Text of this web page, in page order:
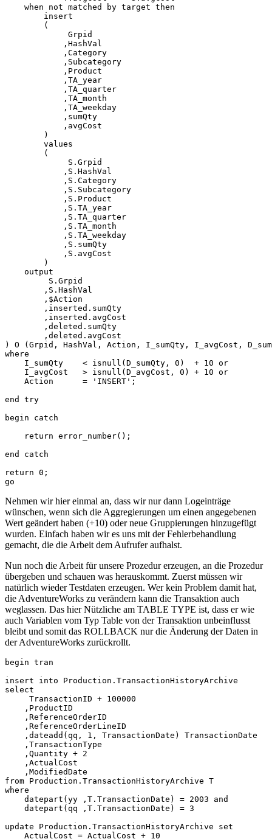
    when not matched by target then
        insert
        (
             Grpid
            ,HashVal
            ,Category
            ,Subcategory
            ,Product
            ,TA_year
            ,TA_quarter
            ,TA_month
            ,TA_weekday
            ,sumQty
            ,avgCost
        )
        values
        (
             S.Grpid
            ,S.HashVal
            ,S.Category
            ,S.Subcategory
            ,S.Product
            ,S.TA_year
            ,S.TA_quarter
            ,S.TA_month
            ,S.TA_weekday
            ,S.sumQty
            ,S.avgCost
        )
    output
         S.Grpid
        ,S.HashVal
        ,$Action
        ,inserted.sumQty
        ,inserted.avgCost
        ,deleted.sumQty
        ,deleted.avgCost
) O (Grpid, HashVal, Action, I_sumQty, I_avgCost,
where
    I_sumQty    < isnull(D_sumQty, 0)  + 10 or
    I_avgCost   > isnull(D_avgCost, 0) + 10 or
    Action      = 'INSERT';
end try
begin catch
    return error_number();
end catch
return 0;
go
Nehmen wir hier einmal an, dass wir nur dann Logeinträge
wünschen, wenn sich die Aggregierungen um einen angegebenen
Wert geändert haben (+10) oder neue Gruppierungen hinzugefügt
wurden. Einfach haben wir es uns mit der Fehlerbehandlung
gemacht, die die Arbeit dem Aufrufer aufhalst.
Nun noch die Arbeit für unsere Prozedur erzeugen, an die Prozedur
übergeben und schauen was herauskommt. Zuerst müssen wir
natürlich wieder Testdaten erzeugen. Wer kein Problem damit hat,
die AdventureWorks zu verändern kann die Transaktion auch
weglassen. Das hier Nützliche am TABLE TYPE ist, dass er wie
auch Variablen vom Typ Table von der Transaktion unbeinflusst
bleibt und somit das ROLLBACK nur die Änderung der Daten in
der AdventureWorks zurückrollt.
begin tran
insert into Production.TransactionHistoryArchive
select
     TransactionID + 100000
    ,ProductID
    ,ReferenceOrderID
    ,ReferenceOrderLineID
    ,dateadd(qq, 1, TransactionDate) TransactionDate
    ,TransactionType
    ,Quantity + 2
    ,ActualCost
    ,ModifiedDate
from Production.TransactionHistoryArchive T
where
    datepart(yy ,T.TransactionDate) = 2003 and
    datepart(qq ,T.TransactionDate) = 3
update Production.TransactionHistoryArchive set
    ActualCost = ActualCost + 10